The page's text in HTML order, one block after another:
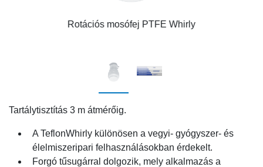
Rotációs mosófej PTFE Whirly
Tartálytisztítás 3 m átmérőig.
A TeflonWhirly különösen a vegyi- gyógyszer- és
élelmiszeripari felhasználásokban érdekelt.
Forgó tűsugárral dolgozik, mely alkalmazás a